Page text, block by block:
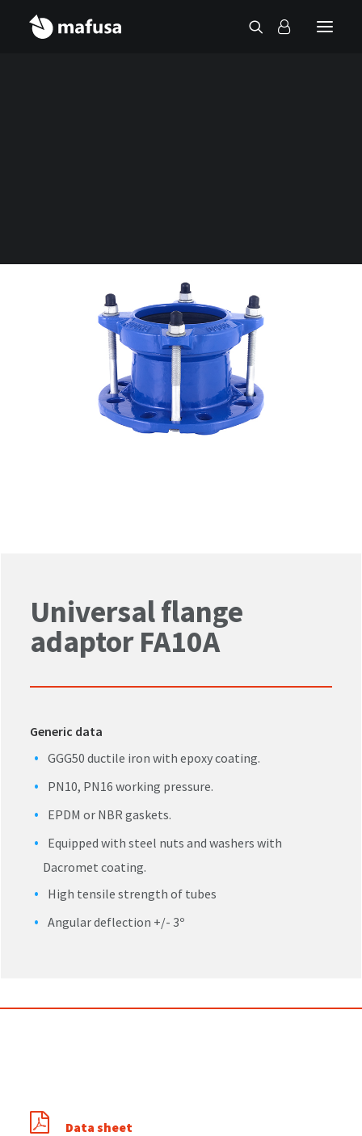
Universal flange
adaptor FA10A
Generic data
GGG50 ductile iron with epoxy coating.
PN10, PN16 working pressure.
EPDM or NBR gaskets.
Equipped with steel nuts and washers with
Dacromet coating.
High tensile strength of tubes
Angular deflection +/- 3º
Data sheet